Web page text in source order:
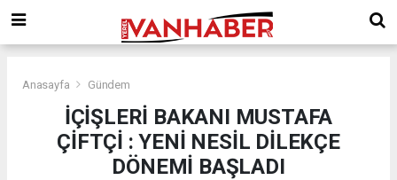
Anasayfa Gündem
İÇİŞLERİ BAKANI MUSTAFA
ÇİFTÇİ : YENİ NESİL DİLEKÇE
DÖNEMİ BAŞLADI